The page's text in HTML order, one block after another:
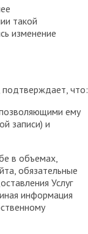
такой
изменение
подтверждает, что:
ему
записи) и
в объемах,
обязательные
Услуг
информация